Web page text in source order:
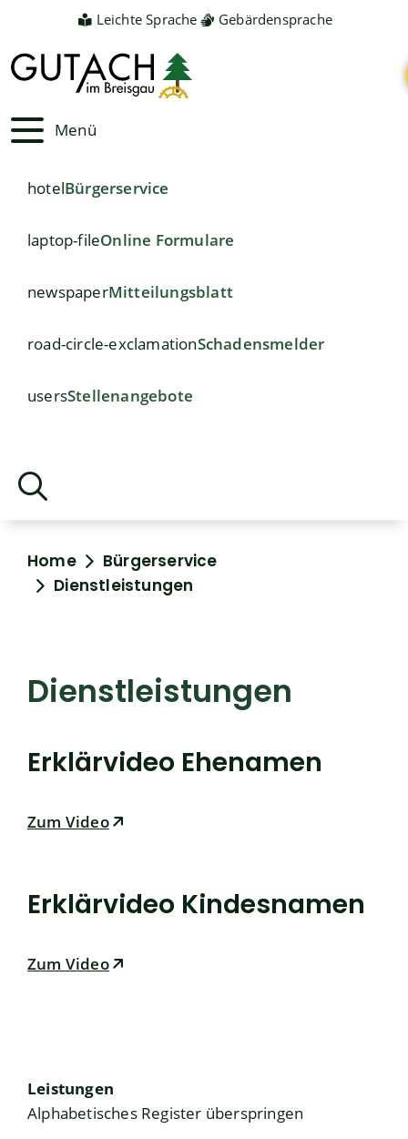
Leichte Sprache Gebärdensprache
Menü
hotelBürgerservice
laptop-fileOnline Formulare
newspaperMitteilungsblatt
road-circle-exclamationSchadensmelder
usersStellenangebote
Home
Bürgerservice
Dienstleistungen
Dienstleistungen
Erklärvideo Ehenamen
Zum Video
Erklärvideo Kindesnamen
Zum Video
Leistungen
Alphabetisches Register überspringen